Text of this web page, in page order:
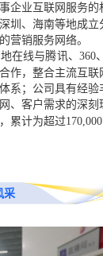
企业互联网服务
圳、海南等地成
营销服务网络。
在线与腾讯、360
作，整合主流互
系；公司具有经
、客户需求的深
累计为超过170,000
采